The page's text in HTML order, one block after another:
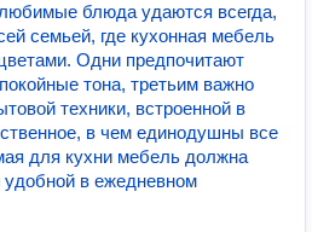
блюда удаются всегда,
семьей, где кухонная мебель
Одни предпочитают
тона, третьим важно
техники, встроенной в
в чем единодушны все
для кухни мебель должна
в ежедневном